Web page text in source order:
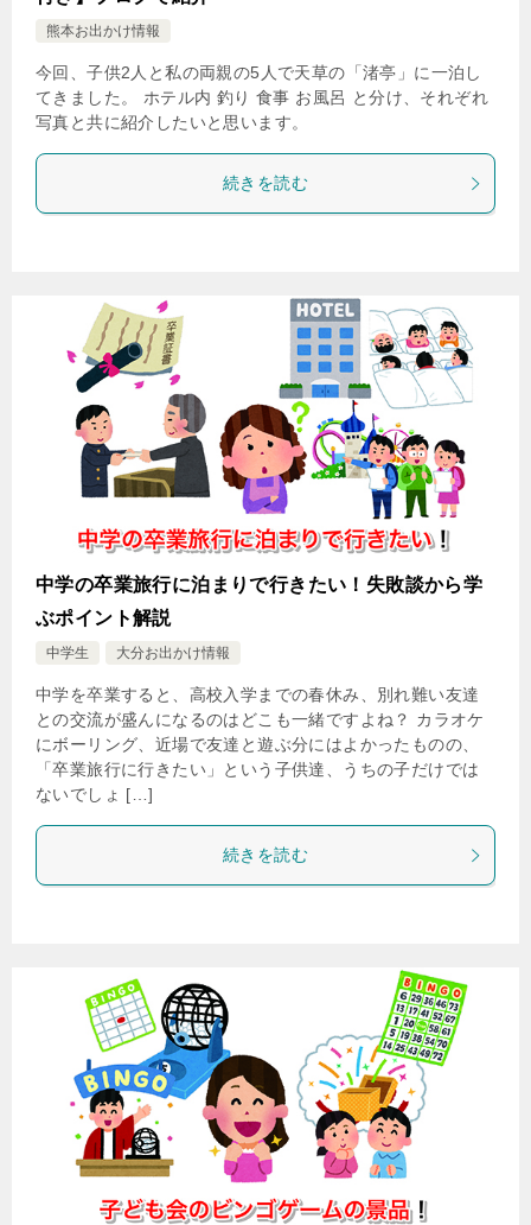
熊本お出かけ情報
今回、子供2人と私の両親の5人で天草の「渚亭」に一泊し
てきました。 ホテル内 釣り 食事 お風呂 と分け、それぞれ
写真と共に紹介したいと思います。
続きを読む
中学の卒業旅行に泊まりで行きたい！失敗談から学
ぶポイント解説
中学生 大分お出かけ情報
中学を卒業すると、高校入学までの春休み、別れ難い友達
との交流が盛んになるのはどこも一緒ですよね？ カラオケ
にボーリング、近場で友達と遊ぶ分にはよかったものの、
「卒業旅行に行きたい」という子供達、うちの子だけでは
ないでしょ […]
続きを読む